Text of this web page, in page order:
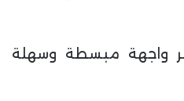
واجهة مبسطة وسهلة